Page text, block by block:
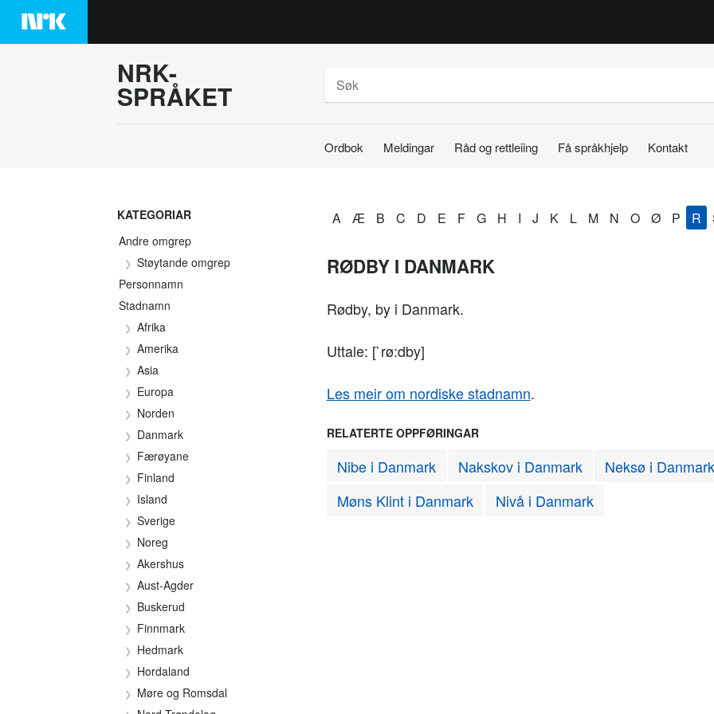
Hopp
innhaldet
NRK-
SPRÅKET
Ordbok Meldingar Råd og rettleiing Få språkhjelp Kontakt
KATEGORIAR
Andre omgrep
Støytande omgrep
Personnamn
Stadnamn
Afrika
Amerika
Asia
Europa
Norden
Danmark
Færøyane
Finland
Island
Sverige
Noreg
Akershus
Aust-Agder
Buskerud
Finnmark
Hedmark
Hordaland
Møre og Romsdal
A Æ B C D E F G H I J K L M N O Ø P R
RØDBY I DANMARK
Rødby, by i Danmark.
Uttale: [`rø:dby]
Les meir om nordiske stadnamn.
RELATERTE OPPFØRINGAR
Nibe i Danmark Nakskov i Danmark
Neksø i Danmark
Møns Klint i Danmark
Nivå i Danmark